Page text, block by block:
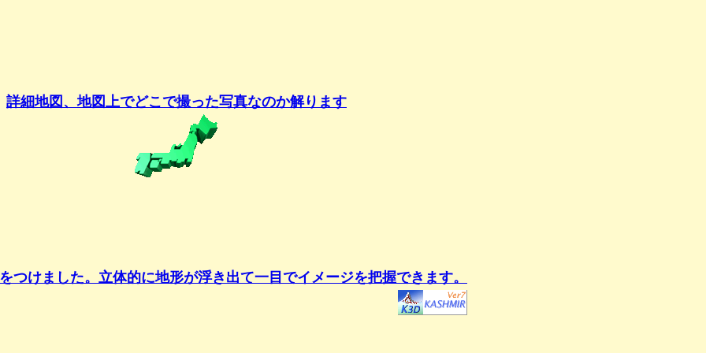
詳細地図、地図上でどこで撮った写真なのか解ります
つけました。立体的に地形が浮き出て一目でイメージを把握できます。